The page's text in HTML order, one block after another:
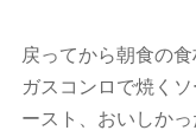
戻ってから朝食の食
ガスコンロで焼く
ースト、おいしかっ